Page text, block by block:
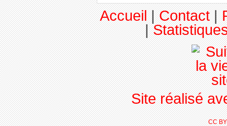
Accueil|Contact|
|
Site réalisé
CC